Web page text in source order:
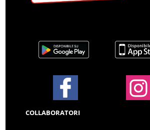
COLLABORATORI